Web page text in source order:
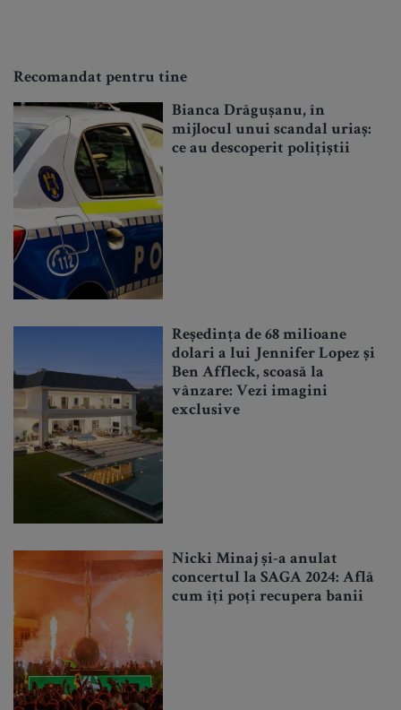
Recomandat pentru tine
Bianca Drăgușanu, în
mijlocul unui scandal uriaș:
ce au descoperit polițiștii
Reședința de 68 milioane
dolari a lui Jennifer Lopez și
Ben Affleck, scoasă la
vânzare: Vezi imagini
exclusive
Nicki Minaj și-a anulat
concertul la SAGA 2024: Află
cum îți poți recupera banii